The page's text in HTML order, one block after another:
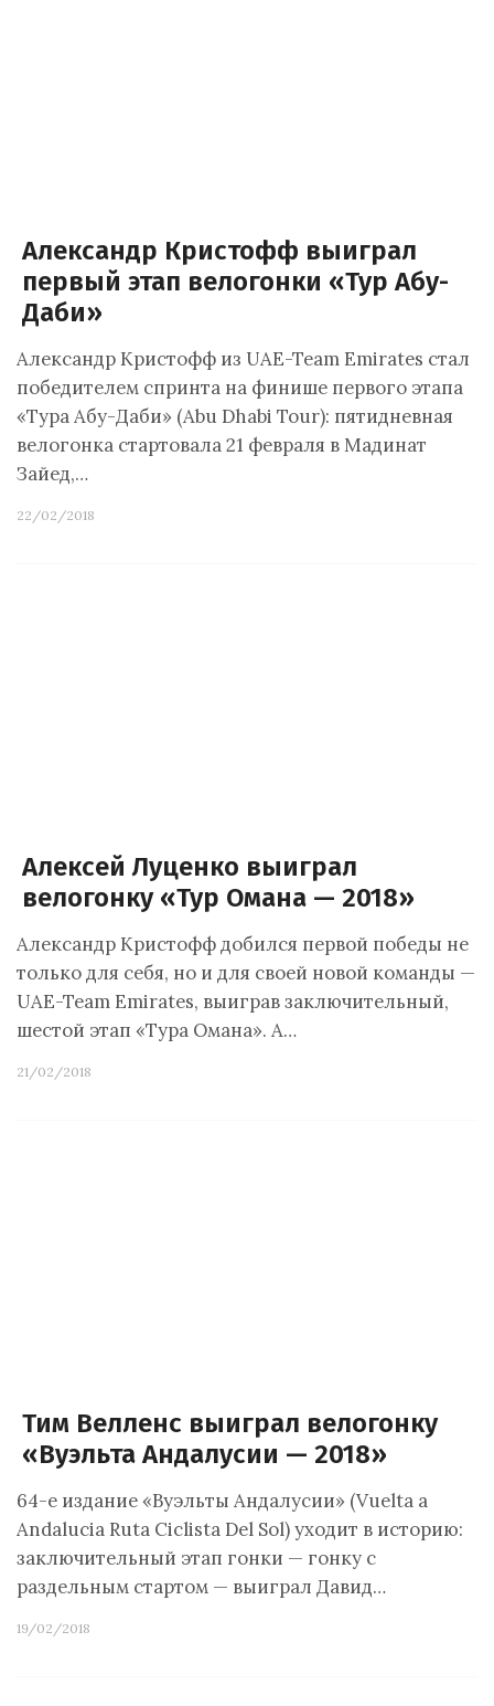
Александр Кристофф выиграл
первый этап велогонки «Тур Абу-
Даби»
Александр Кристофф из UAE-Team Emirates стал
победителем спринта на финише первого этапа
«Тура Абу-Даби» (Abu Dhabi Tour): пятидневная
велогонка стартовала 21 февраля в Мадинат
Зайед,…
22/02/2018
Алексей Луценко выиграл
велогонку «Тур Омана — 2018»
Александр Кристофф добился первой победы не
только для себя, но и для своей новой команды —
UAE-Team Emirates, выиграв заключительный,
шестой этап «Тура Омана». А…
21/02/2018
Тим Велленс выиграл велогонку
«Вуэльта Андалусии — 2018»
64-е издание «Вуэльты Андалусии» (Vuelta a
Andalucia Ruta Ciclista Del Sol) уходит в историю:
заключительный этап гонки — гонку с
раздельным стартом — выиграл Давид…
19/02/2018